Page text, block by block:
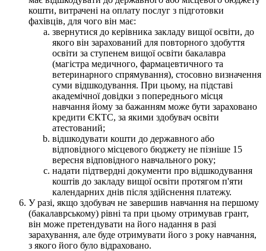
кошти, витрачені на оплату послуг з підготовки
фахівців, для чого він має:
звернутися до керівника закладу вищої освіти, до
якого він зарахований для повторного здобуття
освіти за ступенем вищої освіти бакалавра
(магістра медичного, фармацевтичного та
ветеринарного спрямування), стосовно визначення
суми відшкодування. При цьому, на підставі
академічної довідки з попереднього місця
навчання йому за бажанням може бути зараховано
кредити ЄКТС, за якими здобувач освіти
атестований;
відшкодувати кошти до державного або
відповідного місцевого бюджету не пізніше 15
вересня відповідного навчального року;
надати підтвердні документи про відшкодування
коштів до закладу вищої освіти протягом п'яти
календарних днів після здійснення платежу.
У разі, якщо здобувач не завершив навчання на першому
(бакалаврському) рівні та при цьому отримував грант,
він може претендувати на його надання в разі
зарахування, але буде отримувати його з року навчання,
з якого його було відраховано.